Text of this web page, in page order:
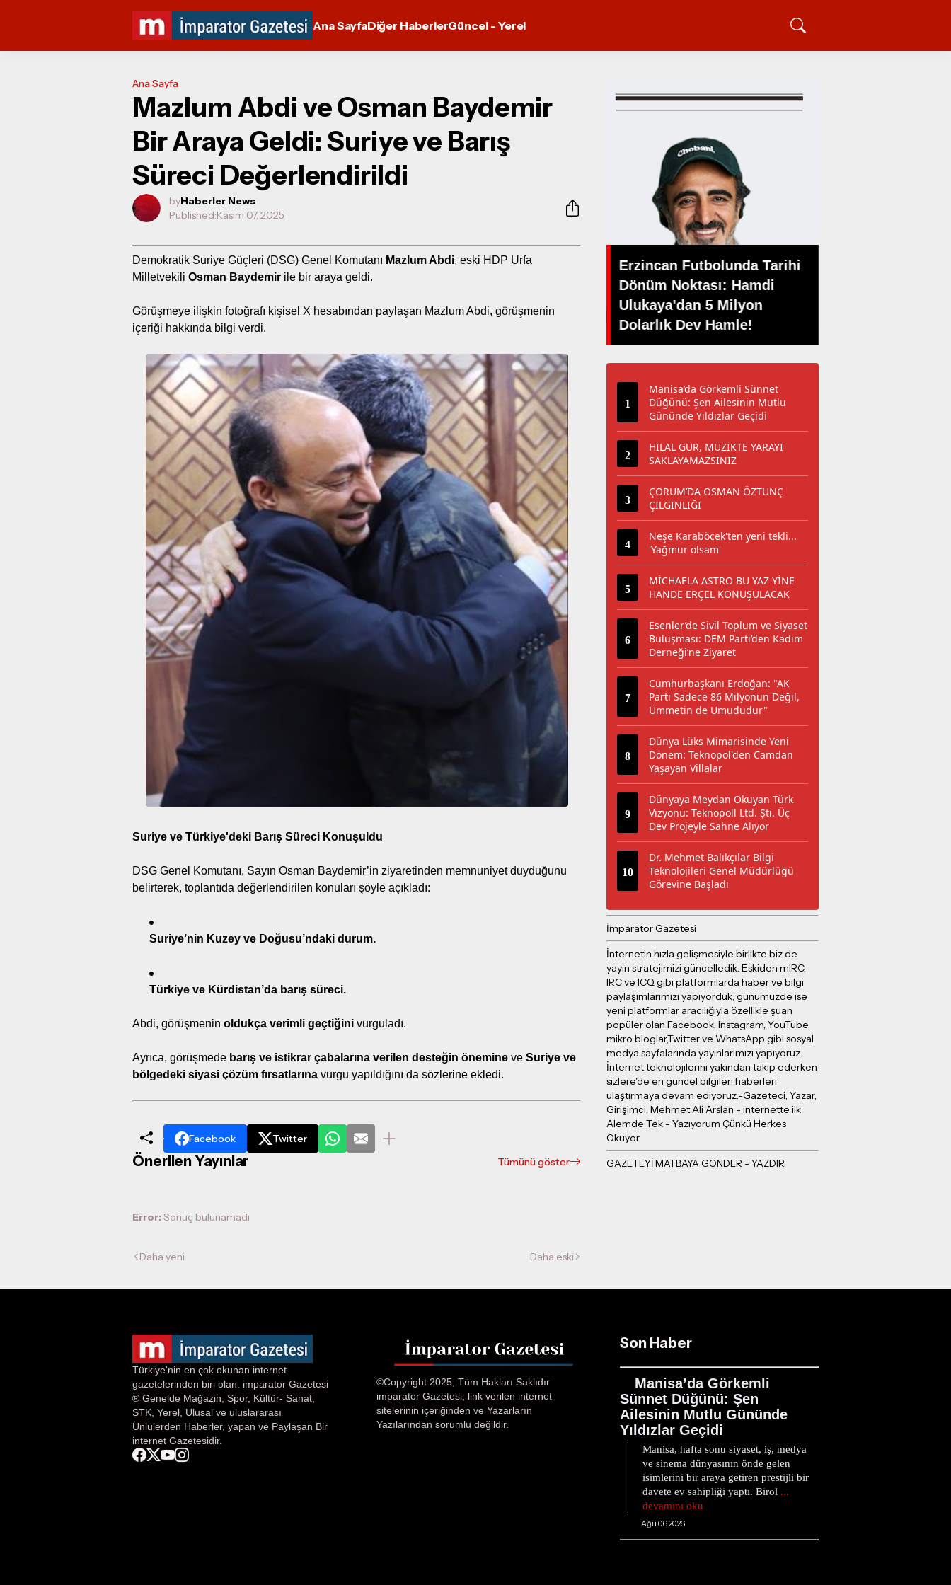
Ana SayfaDiğer HaberlerGüncel - Yerel
Ana Sayfa
Mazlum Abdi ve Osman Baydemir
Bir Araya Geldi: Suriye ve Barış
Süreci Değerlendirildi
byHaberler News
Published:Kasım 07, 2025
Demokratik Suriye Güçleri (DSG) Genel Komutanı Mazlum Abdi, eski HDP Urfa
Milletvekili Osman Baydemir ile bir araya geldi.
Görüşmeye ilişkin fotoğrafı kişisel X hesabından paylaşan Mazlum Abdi, görüşmenin
içeriği hakkında bilgi verdi.
Suriye ve Türkiye'deki Barış Süreci Konuşuldu
DSG Genel Komutanı, Sayın Osman Baydemir’in ziyaretinden memnuniyet duyduğunu
belirterek, toplantıda değerlendirilen konuları şöyle açıkladı:
Suriye’nin Kuzey ve Doğusu’ndaki durum.
Türkiye ve Kürdistan’da barış süreci.
Abdi, görüşmenin oldukça verimli geçtiğini vurguladı.
Ayrıca, görüşmede barış ve istikrar çabalarına verilen desteğin önemine ve Suriye ve
bölgedeki siyasi çözüm fırsatlarına vurgu yapıldığını da sözlerine ekledi.
Facebook Twitter
Önerilen Yayınlar Tümünü göster
Error: Sonuç bulunamadı
Daha yeni Daha eski
Alev Soylu'dan yeni tekli.
Erzincan Futbolunda Tarihi
Dönüm Noktası: Hamdi
Ulukaya'dan 5 Milyon
Dolarlık Dev Hamle!
Manisa’da Görkemli Sünnet
Düğünü: Şen Ailesinin Mutlu
Gününde Yıldızlar Geçidi
HİLAL GÜR, MÜZİKTE YARAYI
SAKLAYAMAZSINIZ
ÇORUM’DA OSMAN ÖZTUNÇ
ÇILGINLIĞI
Neşe Karaböcek'ten yeni tekli...
'Yağmur olsam'
MİCHAELA ASTRO BU YAZ YİNE
HANDE ERÇEL KONUŞULACAK
Esenler’de Sivil Toplum ve Siyaset
Buluşması: DEM Parti’den Kadim
Derneği’ne Ziyaret
Cumhurbaşkanı Erdoğan: "AK
Parti Sadece 86 Milyonun Değil,
Ümmetin de Umududur"
Dünya Lüks Mimarisinde Yeni
Dönem: Teknopol'den Camdan
Yaşayan Villalar
Dünyaya Meydan Okuyan Türk
Vizyonu: Teknopoll Ltd. Şti. Üç
Dev Projeyle Sahne Alıyor
Dr. Mehmet Balıkçılar Bilgi
Teknolojileri Genel Müdürlüğü
Görevine Başladı
İmparator Gazetesi
İnternetin hızla gelişmesiyle birlikte biz de
yayın stratejimizi güncelledik. Eskiden mIRC,
IRC ve ICQ gibi platformlarda haber ve bilgi
paylaşımlarımızı yapıyorduk, günümüzde ise
yeni platformlar aracılığıyla özellikle şuan
popüler olan Facebook, Instagram, YouTube,
mikro bloglar,Twitter ve WhatsApp gibi sosyal
medya sayfalarında yayınlarımızı yapıyoruz.
İnternet teknolojilerini yakından takip ederken
sizlere'de en güncel bilgileri haberleri
ulaştırmaya devam ediyoruz.-Gazeteci, Yazar,
Girişimci, Mehmet Ali Arslan - internette ilk
Alemde Tek - Yazıyorum Çünkü Herkes
Okuyor
Türkiye'nin en çok okunan internet
gazetelerinden biri olan. imparator Gazetesi
® Genelde Mağazin, Spor, Kültür- Sanat,
STK, Yerel, Ulusal ve uluslararası
Ünlülerden Haberler, yapan ve Paylaşan Bir
internet Gazetesidir.
©Copyright 2025, Tüm Hakları Saklıdır
imparator Gazetesi, link verilen internet
sitelerinin içeriğinden ve Yazarların
Yazılarından sorumlu değildir.
Son Haber
Manisa’da Görkemli
Sünnet Düğünü: Şen
Ailesinin Mutlu Gününde
Yıldızlar Geçidi
Manisa, hafta sonu siyaset, iş, medya
ve sinema dünyasının önde gelen
isimlerini bir araya getiren prestijli bir
davete ev sahipliği yaptı. Birol ...
devamını oku
Ağu 06 2026